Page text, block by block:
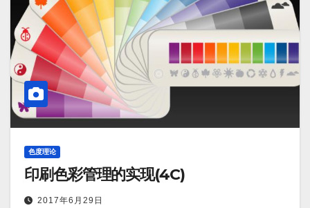
色度理论
印刷色彩管理的实现(4C)
2017年6月29日